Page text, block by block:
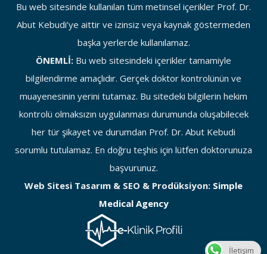
Bu web sitesinde kullanılan tüm metinsel içerikler Prof. Dr.
Abut Kebudi’ye aittir ve izinsiz veya kaynak göstermeden
başka yerlerde kullanılamaz.
ÖNEMLİ: Bu web sitesindeki içerikler tamamiyle
bilgilendirme amaçlıdır. Gerçek doktor kontrolünün ve
muayenesinin yerini tutamaz. Bu sitedeki bilgilerin hekim
kontrolü olmaksızın uygulanması durumunda oluşabilecek
her tür şikayet ve durumdan Prof. Dr. Abut Kebudi
sorumlu tutulamaz. En doğru teşhis için lütfen doktorunuza
başvurunuz.
Web Sitesi Tasarım & SEO & Prodüksiyon: Simple
Medical Agency
İletişim